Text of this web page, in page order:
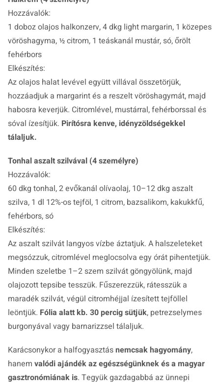
Hozzávalók:
1 doboz olajos halkonzerv, 4 dkg light margarin, 1 közepes
vöröshagyma, ½ citrom, 1 teáskanál mustár, só, őrölt
fehérbors
Elkészítés:
Az olajos halat levével együtt villával összetörjük,
hozzáadjuk a margarint és a reszelt vöröshagymát, majd
habosra keverjük. Citromlével, mustárral, fehérborssal és
sóval ízesítjük. Pirítósra kenve, idényzöldségekkel
tálaljuk.
Tonhal aszalt szilvával (4 személyre)
Hozzávalók:
60 dkg tonhal, 2 evőkanál olívaolaj, 10–12 dkg aszalt
szilva, 1 dl 12%-os tejföl, 1 citrom, bazsalikom, kakukkfű,
fehérbors, só
Elkészítés:
Az aszalt szilvát langyos vízbe áztatjuk. A halszeleteket
megsózzuk, citromlével meglocsolva egy órát pihentetjük.
Minden szeletbe 1–2 szem szilvát göngyölünk, majd
olajozott tepsibe tesszük. Fűszerezzük, rátesszük a
maradék szilvát, végül citromhéjjal ízesített tejföllel
leöntjük. Fólia alatt kb. 30 percig sütjük, petrezselymes
burgonyával vagy barnarizzsel tálaljuk.
Karácsonykor a halfogyasztásnemcsak hagyomány,
hanem valódi ajándék az egészségünknek és a magyar
gasztronómiának is. Tegyük gazdagabbá az ünnepi